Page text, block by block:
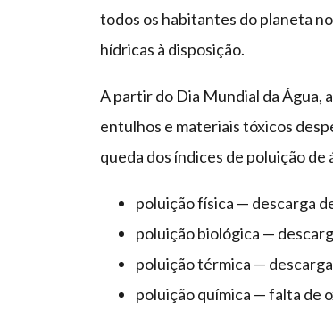
todos os habitantes do planeta
hídricas à disposição.
A partir do Dia Mundial da Água,
entulhos e materiais tóxicos
queda dos índices de poluição
poluição física — descarga
poluição biológica —
poluição térmica —
poluição química — falta de